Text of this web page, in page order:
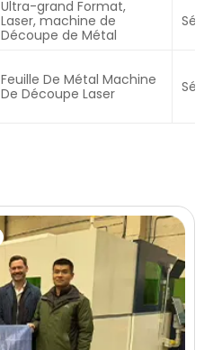
Ultra-grand Format,
Laser, machine de
Découpe de Métal
Feuille De Métal Machine
De Découpe Laser